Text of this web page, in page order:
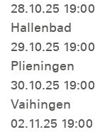
28.10.25
Hallenbad
29.10.25
Plieningen
30.10.25
Vaihingen
02.11.25